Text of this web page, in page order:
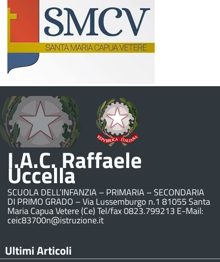
I.A.C. Raffaele
Uccella
SCUOLA DELL’INFANZIA – PRIMARIA – SECONDARIA
DI PRIMO GRADO – Via Lussemburgo n.1 81055 Santa
Maria Capua Vetere (Ce) Tel/fax 0823.799213 E-Mail:
ceic83700n@istruzione.it
Ultimi Articoli